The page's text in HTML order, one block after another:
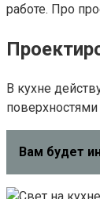
работе. Про
В кухне
Вам будет